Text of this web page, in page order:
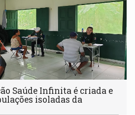
Saúde Infinita é criada e
isoladas da